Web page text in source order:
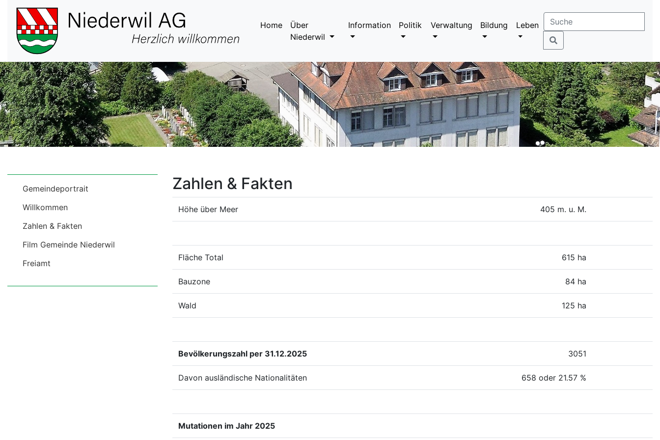
Hauptnavigation
Home
Über
Niederwil
Information Politik Verwaltung Bildung Leben
Menu
Über
Niederwil
Gemeindeportrait
Willkommen
Zahlen & Fakten
Film Gemeinde Niederwil
Freiamt
Zahlen & Fakten
Höhe über Meer 405 m. u. M.
Fläche Total 615 ha
Bauzone 84 ha
Wald 125 ha
Bevölkerungszahl per 31.12.2025 3051
Davon ausländische Nationalitäten 658 oder 21.57 %
Mutationen im Jahr 2025